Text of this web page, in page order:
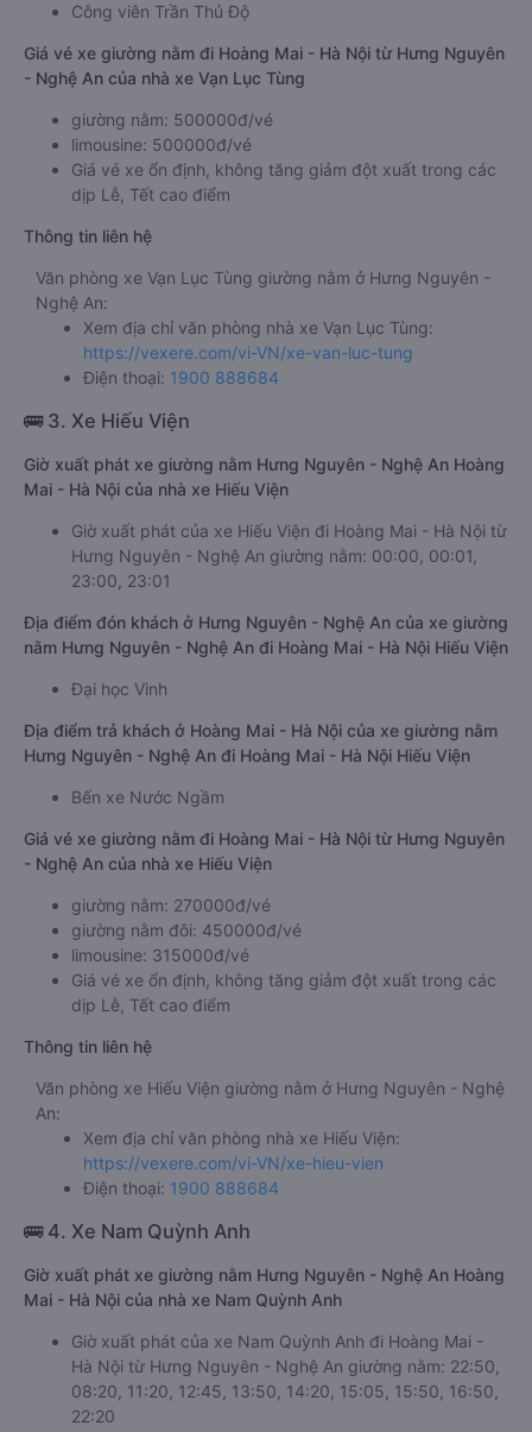
Công viên Trần Thủ Độ
Giá vé xe giường nằm đi Hoàng Mai - Hà Nội từ Hưng Nguyên
- Nghệ An của nhà xe Vạn Lục Tùng
giường nằm: 500000đ/vé
limousine: 500000đ/vé
Giá vé xe ổn định, không tăng giảm đột xuất trong các
dịp Lễ, Tết cao điểm
Thông tin liên hệ
Văn phòng xe Vạn Lục Tùng giường nằm ở Hưng Nguyên -
Nghệ An:
Xem địa chỉ văn phòng nhà xe Vạn Lục Tùng:
https://vexere.com/vi-VN/xe-van-luc-tung
Điện thoại: 1900 888684
🚌 3. Xe Hiếu Viện
Giờ xuất phát xe giường nằm Hưng Nguyên - Nghệ An Hoàng
Mai - Hà Nội của nhà xe Hiếu Viện
Giờ xuất phát của xe Hiếu Viện đi Hoàng Mai - Hà Nội từ
Hưng Nguyên - Nghệ An giường nằm: 00:00, 00:01,
23:00, 23:01
Địa điểm đón khách ở Hưng Nguyên - Nghệ An của xe giường
nằm Hưng Nguyên - Nghệ An đi Hoàng Mai - Hà Nội Hiếu Viện
Đại học Vinh
Địa điểm trả khách ở Hoàng Mai - Hà Nội của xe giường nằm
Hưng Nguyên - Nghệ An đi Hoàng Mai - Hà Nội Hiếu Viện
Bến xe Nước Ngầm
Giá vé xe giường nằm đi Hoàng Mai - Hà Nội từ Hưng Nguyên
- Nghệ An của nhà xe Hiếu Viện
giường nằm: 270000đ/vé
giường nằm đôi: 450000đ/vé
limousine: 315000đ/vé
Giá vé xe ổn định, không tăng giảm đột xuất trong các
dịp Lễ, Tết cao điểm
Thông tin liên hệ
Văn phòng xe Hiếu Viện giường nằm ở Hưng Nguyên - Nghệ
An:
Xem địa chỉ văn phòng nhà xe Hiếu Viện:
https://vexere.com/vi-VN/xe-hieu-vien
Điện thoại: 1900 888684
🚌 4. Xe Nam Quỳnh Anh
Giờ xuất phát xe giường nằm Hưng Nguyên - Nghệ An Hoàng
Mai - Hà Nội của nhà xe Nam Quỳnh Anh
Giờ xuất phát của xe Nam Quỳnh Anh đi Hoàng Mai -
Hà Nội từ Hưng Nguyên - Nghệ An giường nằm: 22:50,
08:20, 11:20, 12:45, 13:50, 14:20, 15:05, 15:50, 16:50,
22:20